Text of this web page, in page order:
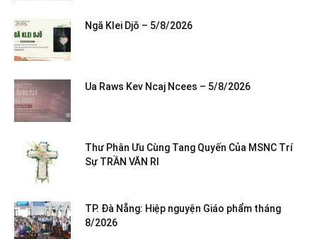
Ngă Klei Djŏ – 5/8/2026
Ua Raws Kev Ncaj Ncees – 5/8/2026
Thư Phân Ưu Cùng Tang Quyến Của MSNC Trí
Sự TRẦN VĂN RI
TP. Đà Nẵng: Hiệp nguyện Giáo phẩm tháng
8/2026